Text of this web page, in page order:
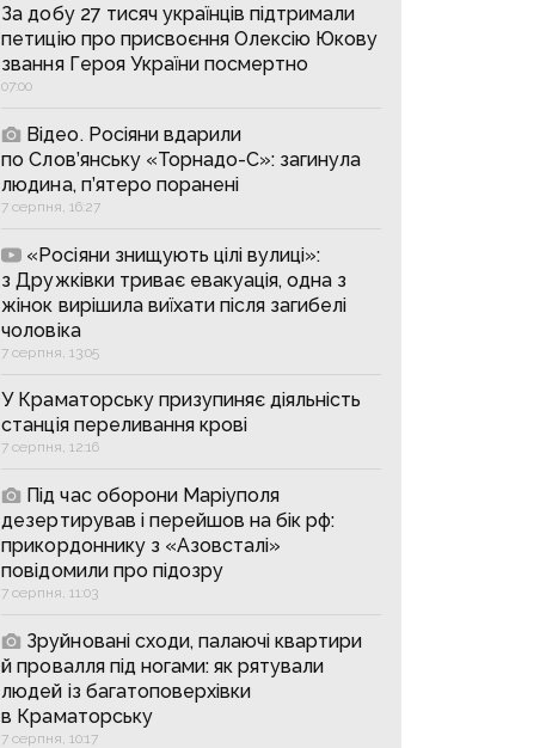
За добу 27 тисяч українців підтримали
петицію про присвоєння Олексію Юкову
звання Героя України посмертно
07:00
Відео. Росіяни вдарили
по Слов’янську «Торнадо-С»: загинула
людина, п’ятеро поранені
7 серпня, 16:27
«Росіяни знищують цілі вулиці»:
з Дружківки триває евакуація, одна з
жінок вирішила виїхати після загибелі
чоловіка
7 серпня, 13:05
У Краматорську призупиняє діяльність
станція переливання крові
7 серпня, 12:16
Під час оборони Маріуполя
дезертирував і перейшов на бік рф:
прикордоннику з «Азовсталі»
повідомили про підозру
7 серпня, 11:03
Зруйновані сходи, палаючі квартири
й провалля під ногами: як рятували
людей із багатоповерхівки
в Краматорську
7 серпня, 10:17